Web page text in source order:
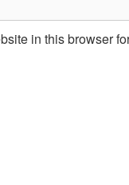
in this browser